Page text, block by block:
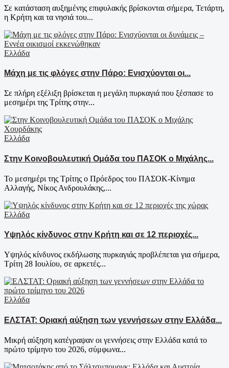
Σε κατάσταση αυξημένης επιφυλακής βρίσκονται σήμερα, Τετάρτη,
η Κρήτη και τα νησιά του...
Ελλάδα
Μάχη με τις φλόγες στην Πάρο: Ενισχύονται οι...
Σε πλήρη εξέλιξη βρίσκεται η μεγάλη πυρκαγιά που ξέσπασε το
μεσημέρι της Τρίτης στην...
Ελλάδα
Στην Κοινοβουλευτική Ομάδα του ΠΑΣΟΚ ο Μιχάλης...
Το μεσημέρι της Τρίτης ο Πρόεδρος του ΠΑΣΟΚ-Κίνημα
Αλλαγής, Νίκος Ανδρουλάκης,...
Ελλάδα
Υψηλός κίνδυνος στην Κρήτη και σε 12 περιοχές...
Υψηλός κίνδυνος εκδήλωσης πυρκαγιάς προβλέπεται για σήμερα,
Τρίτη 28 Ιουλίου, σε αρκετές...
Ελλάδα
ΕΛΣΤΑΤ: Οριακή αύξηση των γεννήσεων στην Ελλάδα...
Μικρή αύξηση κατέγραψαν οι γεννήσεις στην Ελλάδα κατά το
πρώτο τρίμηνο του 2026, σύμφωνα...